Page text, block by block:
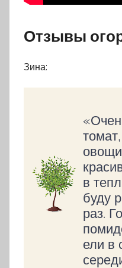
Отзывы
Зина:
в
буду
раз.
ели в